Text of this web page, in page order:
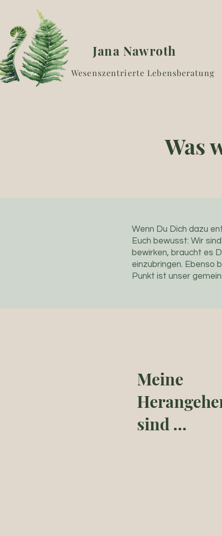
Jana Nawroth
Wesenszentrierte Lebensberatung
Was
Wenn Du Dich dazu
Euch bewusst: Wir
bewirken, braucht es
einzubringen. Ebenso
Punkt ist unser
Meine
sind …